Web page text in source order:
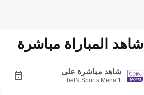
شاهد المباراة مباشرة
شاهد مباشرة على
beIN Sports Mena 1